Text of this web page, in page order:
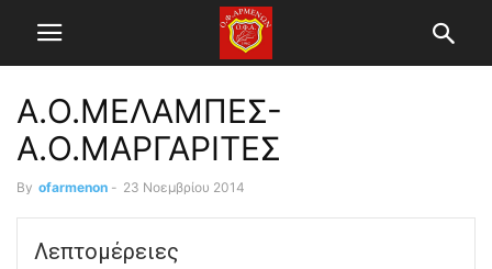
Α.Ο.ΜΕΛΑΜΠΕΣ-
Α.Ο.ΜΑΡΓΑΡΙΤΕΣ
By ofarmenon - 23 Νοεμβρίου 2014
Λεπτομέρειες